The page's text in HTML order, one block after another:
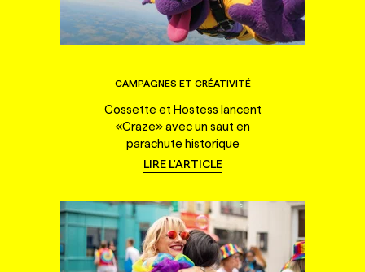
CAMPAGNES ET CRÉATIVITÉ
Cossette et Hostess lancent
«Craze» avec un saut en
parachute historique
LIRE L'ARTICLE